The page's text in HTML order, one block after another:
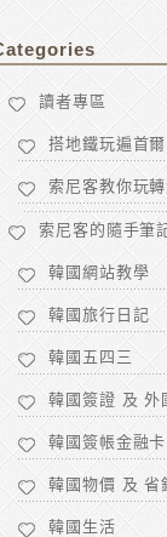
讀者專區
搭地鐵玩遍首爾
索尼客教你玩
索尼客的隨手筆
韓國網站教學
韓國旅行日記
韓國五四三
韓國簽證 及 外
韓國簽帳金融
韓國物價 及 省
韓國生活